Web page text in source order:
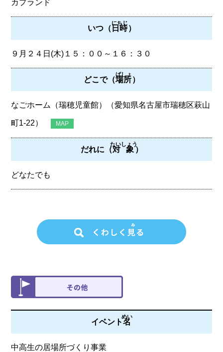
カプランド
いつ（日時
にちじ
）
９月２４日(木)１５：００～１６：３０
どこで（場所
ばしょ
）
なごホーム（瑞穂児童館）（愛知県名古屋市瑞穂区萩山
町1-22） MAP
だれに（対象
たいしょう
）
どなたでも
イベント名
めい
中高生の居場所づくり事業